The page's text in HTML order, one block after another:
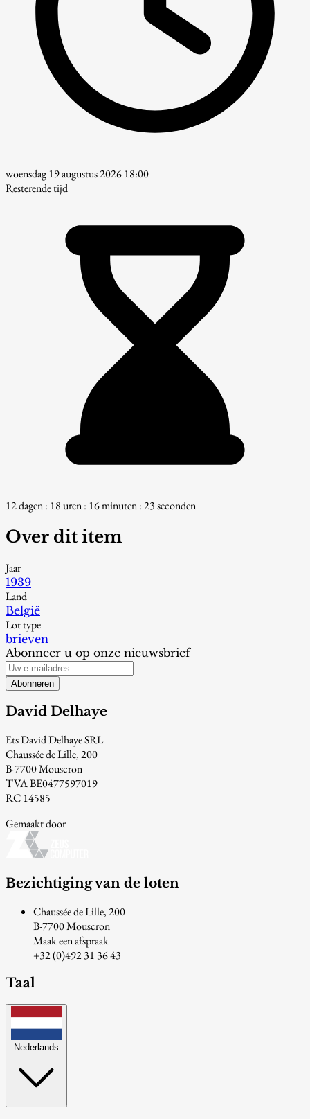
woensdag 19 augustus 2026 18:00
Resterende tijd
12 dagen : 18 uren : 16 minuten : 22 seconden
Over dit item
Jaar
1939
Land
België
Lot type
brieven
Abonneer u op onze nieuwsbrief
Abonneren
David Delhaye
Ets David Delhaye SRL
Chaussée de Lille, 200
B-7700 Mouscron
TVA BE0477597019
RC 14585
Gemaakt door
Bezichtiging van de loten
Chaussée de Lille, 200
B-7700 Mouscron
Maak een afspraak
+32 (0)492 31 36 43
Taal
Nederlands